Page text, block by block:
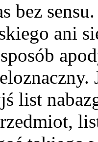
bez
ani
list